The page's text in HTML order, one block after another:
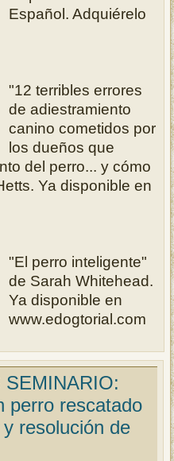
Español. Adquiérelo
"12 terribles errores
de adiestramiento
canino cometidos por
los dueños que
del perro... y cómo
Ya disponible en
"El perro inteligente"
de Sarah Whitehead.
Ya disponible en
www.edogtorial.com
perro rescatado
resolución de